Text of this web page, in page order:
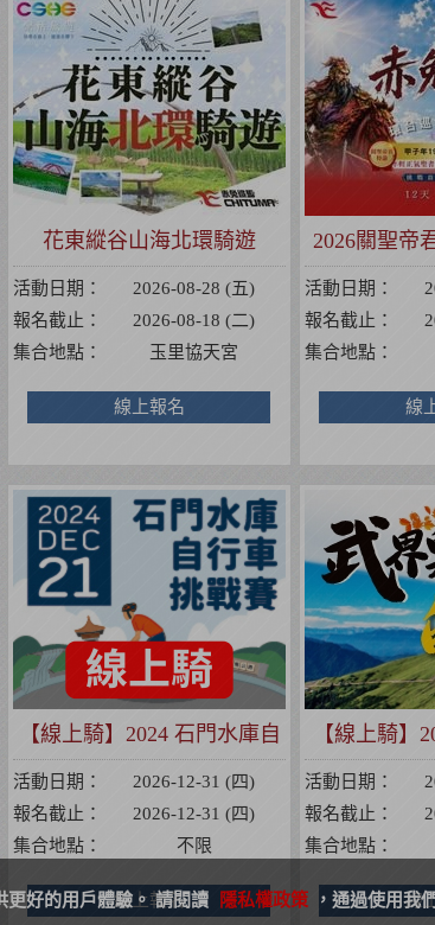
花東縱谷山海北環騎遊
活動日期：
2026-08-28 (五)
報名截止：
2026-08-18 (二)
集合地點：
玉里協天宮
線上報名
2026關聖帝
巡
活動日期：
報名截止：
集合地點：
線
【線上騎】2024 石門水庫自
行車挑戰賽
活動日期：
2026-12-31 (四)
報名截止：
2026-12-31 (四)
集合地點：
不限
線上報名
【線上騎】
自行
活動日期：
報名截止：
集合地點：
線
更好的用戶體驗。 請閱讀 隱私權政策 ，通過使用我